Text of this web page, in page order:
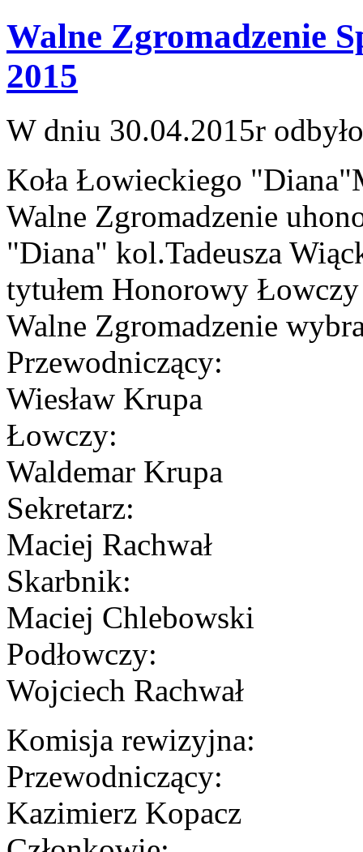
Walne Zgromadzenie
2015
W dniu 30.04.2015r
Koła Łowieckiego
Walne Zgromadzenie
"Diana" kol.Tadeusza
tytułem Honorowy
Walne Zgromadzenie
Przewodniczący:
Wiesław Krupa
Łowczy:
Waldemar Krupa
Sekretarz:
Maciej Rachwał
Skarbnik:
Maciej Chlebowski
Podłowczy:
Wojciech Rachwał
Komisja rewizyjna:
Przewodniczący:
Kazimierz Kopacz